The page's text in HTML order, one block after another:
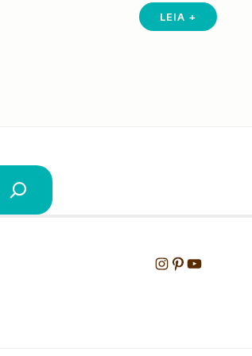
LEIA +
Instagram
Pinterest
Youtube